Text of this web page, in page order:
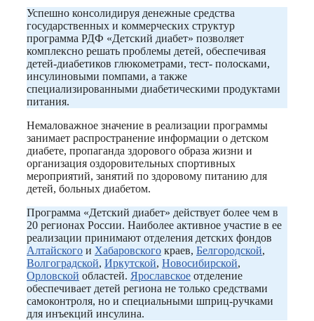
Успешно консолидируя денежные средства
государственных и коммерческих структур
программа РДФ «Детский диабет» позволяет
комплексно решать проблемы детей, обеспечивая
детей-диабетиков глюкометрами, тест- полосками,
инсулиновыми помпами, а также
специализированными диабетическими продуктами
питания.
Немаловажное значение в реализации программы
занимает распространение информации о детском
диабете, пропаганда здорового образа жизни и
организация оздоровительных спортивных
мероприятий, занятий по здоровому питанию для
детей, больных диабетом.
Программа «Детский диабет» действует более чем в
20 регионах России. Наиболее активное участие в ее
реализации принимают отделения детских фондов
Алтайского и Хабаровского краев, Белгородской,
Волгоградской, Иркутской, Новосибирской,
Орловской областей. Ярославское отделение
обеспечивает детей региона не только средствами
самоконтроля, но и специальными шприц-ручками
для инъекций инсулина.